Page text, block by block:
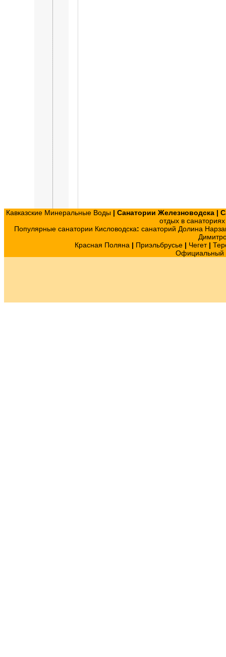
Кавказские Минеральные Воды | Санатории Железноводска |
отдых в
Популярные санатории Кисловодска: санаторий Долина
Красная Поляна | Приэльбрусье| Чегет|
Официальный